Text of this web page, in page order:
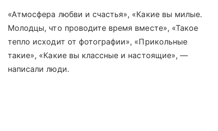
«Атмосфера любви и счастья», «Какие вы милые.
Молодцы, что проводите время вместе», «Такое
тепло исходит от фотографии», «Прикольные
такие», «Какие вы классные и настоящие», —
написали люди.